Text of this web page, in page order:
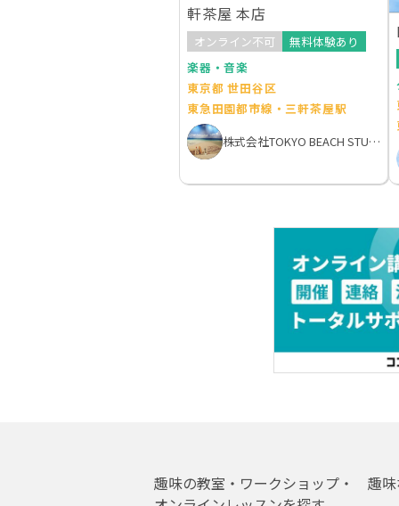
軒茶屋 本店
オンライン不可
無料体験あり
楽器・音楽
東京都 世田谷区
東急田園都市線・三軒茶屋駅
株式会社TOKYO BEACH STUDIO
趣味の教室・ワークショップ・
趣